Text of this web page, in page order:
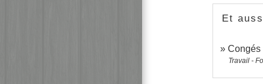
Et
Congés
Travail -